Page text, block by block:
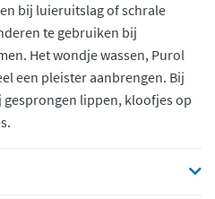
bij luieruitslag of schrale
te gebruiken bij
Het wondje wassen, Purol
een pleister aanbrengen. Bij
lippen, kloofjes op